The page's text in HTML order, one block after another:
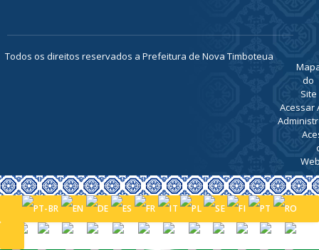
ATENDIMENTO
De Segunda
Todos os direitos reservados a Prefeitura de Nova Timboteua
Site
Acessar